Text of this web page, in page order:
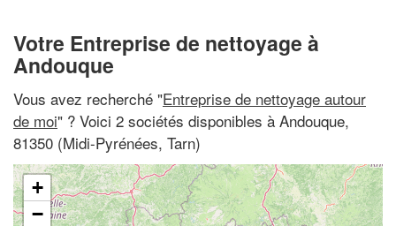
Votre Entreprise de nettoyage à
Andouque
Vous avez recherché "Entreprise de nettoyage autour
de moi" ? Voici 2 sociétés disponibles à Andouque,
81350 (Midi-Pyrénées, Tarn)
+
−